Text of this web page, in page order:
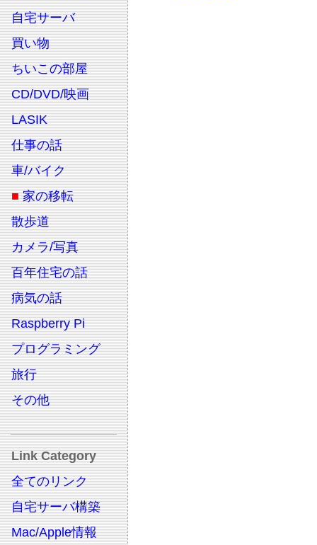
自宅サーバ
買い物
ちいこの部屋
CD/DVD/映画
LASIK
仕事の話
車/バイク
■ 家の移転
散歩道
カメラ/写真
百年住宅の話
病気の話
Raspberry Pi
プログラミング
旅行
その他
Link Category
全てのリンク
自宅サーバ構築
Mac/Apple情報